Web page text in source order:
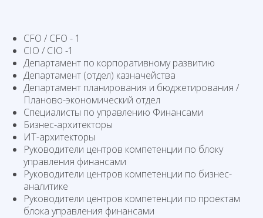
CFO / CFO - 1
CIO / CIO -1
Департамент по корпоративному развитию
Департамент (отдел) казначейства
Департамент планирования и бюджетирования /
Планово-экономический отдел
Специалисты по управлению Финансами
Бизнес-архитекторы
ИТ-архитекторы
Руководители центров компетенции по блоку
управления финансами
Руководители центров компетенции по бизнес-
аналитике
Руководители центров компетенции по проектам
блока управления финансами